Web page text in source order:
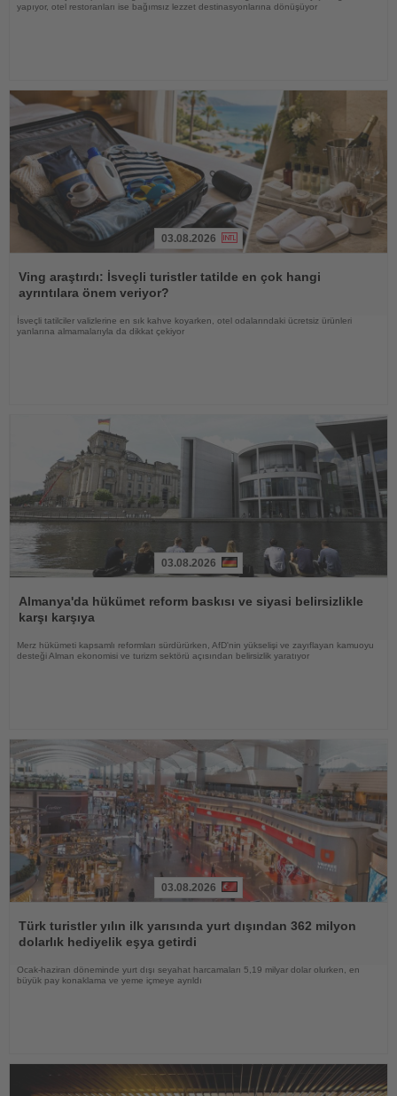
yapıyor, otel restoranları ise bağımsız lezzet destinasyonlarına dönüşüyor
Oku
03.08.2026
Ving araştırdı: İsveçli turistler tatilde en çok hangi
ayrıntılara önem veriyor?
İsveçli tatilciler valizlerine en sık kahve koyarken, otel odalarındaki ücretsiz ürünleri
yanlarına almamalarıyla da dikkat çekiyor
Oku
03.08.2026
Almanya'da hükümet reform baskısı ve siyasi belirsizlikle
karşı karşıya
Merz hükümeti kapsamlı reformları sürdürürken, AfD'nin yükselişi ve zayıflayan kamuoyu
desteği Alman ekonomisi ve turizm sektörü açısından belirsizlik yaratıyor
Oku
03.08.2026
Türk turistler yılın ilk yarısında yurt dışından 362 milyon
dolarlık hediyelik eşya getirdi
Ocak-haziran döneminde yurt dışı seyahat harcamaları 5,19 milyar dolar olurken, en
büyük pay konaklama ve yeme içmeye ayrıldı